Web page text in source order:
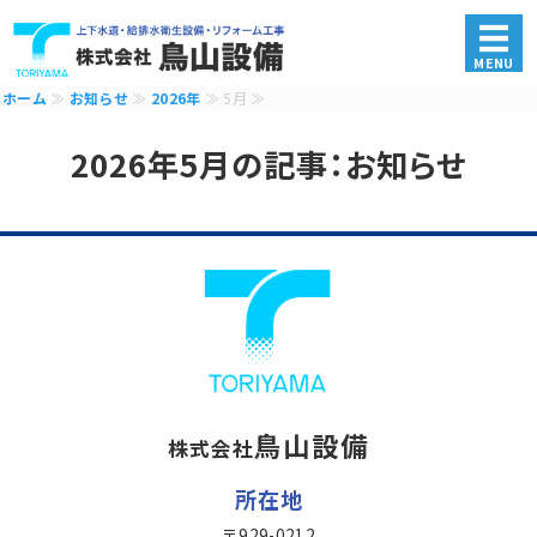
上下水道工事・給排水衛
MENU
ホーム
事業内容
求人情報
ホーム ≫ お知らせ ≫ 2026年 ≫ 5月 ≫
2026年5月の記事：お知らせ
株式会社鳥山設備
所在地